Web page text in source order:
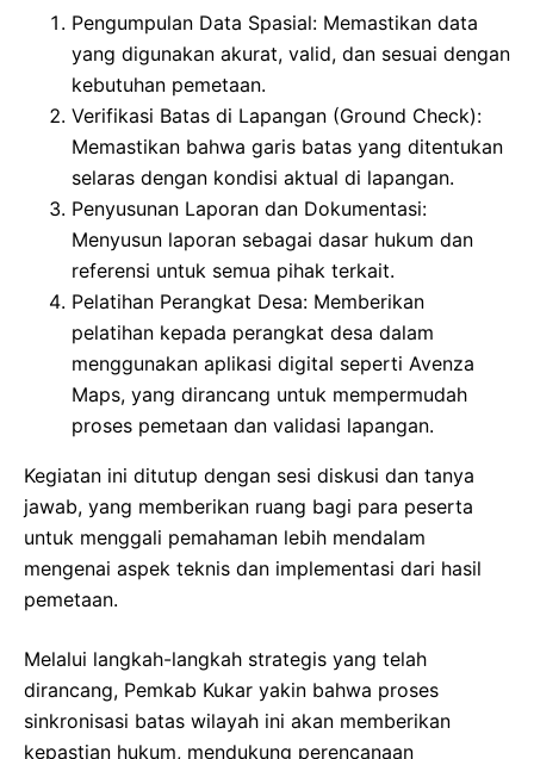
Pengumpulan Data Spasial: Memastikan data
yang digunakan akurat, valid, dan sesuai dengan
kebutuhan pemetaan.
Verifikasi Batas di Lapangan (Ground Check):
Memastikan bahwa garis batas yang ditentukan
selaras dengan kondisi aktual di lapangan.
Penyusunan Laporan dan Dokumentasi:
Menyusun laporan sebagai dasar hukum dan
referensi untuk semua pihak terkait.
Pelatihan Perangkat Desa: Memberikan
pelatihan kepada perangkat desa dalam
menggunakan aplikasi digital seperti Avenza
Maps, yang dirancang untuk mempermudah
proses pemetaan dan validasi lapangan.
Kegiatan ini ditutup dengan sesi diskusi dan tanya
jawab, yang memberikan ruang bagi para peserta
untuk menggali pemahaman lebih mendalam
mengenai aspek teknis dan implementasi dari hasil
pemetaan.
Melalui langkah-langkah strategis yang telah
dirancang, Pemkab Kukar yakin bahwa proses
sinkronisasi batas wilayah ini akan memberikan
kepastian hukum, mendukung perencanaan